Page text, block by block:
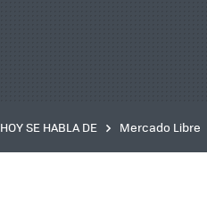
HOY SE HABLA DE Mercado Libre